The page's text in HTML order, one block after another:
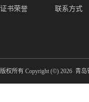
证书荣誉
联系方式
版权所有 Copyright (©) 2026 青岛